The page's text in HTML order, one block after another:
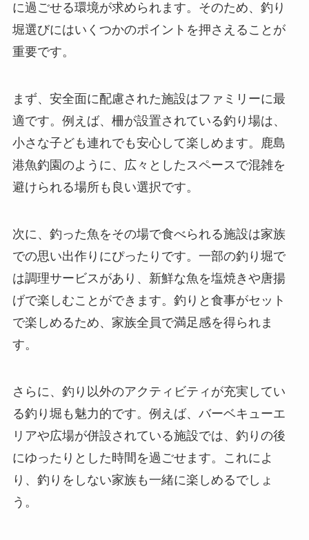
に過ごせる環境が求められます。そのため、釣り
堀選びにはいくつかのポイントを押さえることが
重要です。
まず、安全面に配慮された施設はファミリーに最
適です。例えば、柵が設置されている釣り場は、
小さな子ども連れでも安心して楽しめます。鹿島
港魚釣園のように、広々としたスペースで混雑を
避けられる場所も良い選択です。
次に、釣った魚をその場で食べられる施設は家族
での思い出作りにぴったりです。一部の釣り堀で
は調理サービスがあり、新鮮な魚を塩焼きや唐揚
げで楽しむことができます。釣りと食事がセット
で楽しめるため、家族全員で満足感を得られま
す。
さらに、釣り以外のアクティビティが充実してい
る釣り堀も魅力的です。例えば、バーベキューエ
リアや広場が併設されている施設では、釣りの後
にゆったりとした時間を過ごせます。これによ
り、釣りをしない家族も一緒に楽しめるでしょ
う。